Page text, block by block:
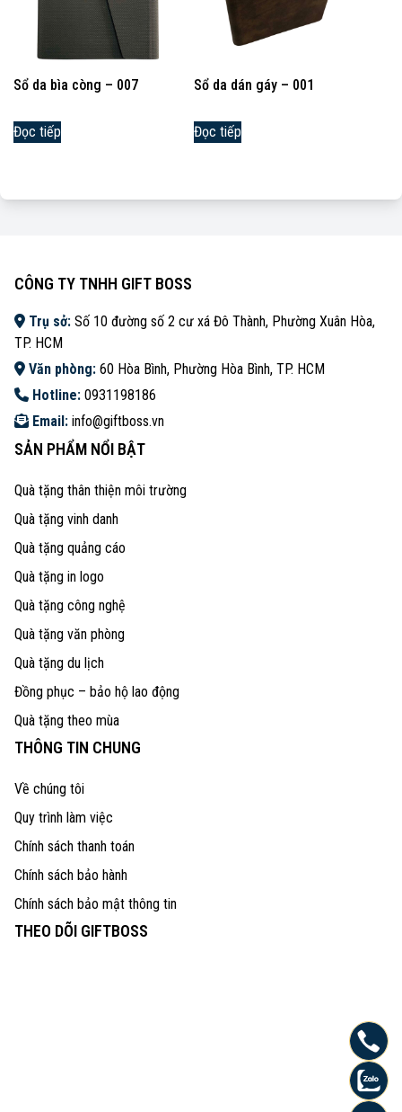
Sổ da bìa còng – 007
Đọc tiếp
Sổ da dán gáy – 001
Đọc tiếp
CÔNG TY TNHH GIFT BOSS
Trụ sở: Số 10 đường số 2 cư xá Đô Thành, Phường Xuân Hòa,
TP. HCM
Văn phòng: 60 Hòa Bình, Phường Hòa Bình, TP. HCM
Hotline: 0931198186
Email: info@giftboss.vn
SẢN PHẨM NỔI BẬT
Quà tặng thân thiện môi trường
Quà tặng vinh danh
Quà tặng quảng cáo
Quà tặng in logo
Quà tặng công nghệ
Quà tặng văn phòng
Quà tặng du lịch
Đồng phục – bảo hộ lao động
Quà tặng theo mùa
THÔNG TIN CHUNG
Về chúng tôi
Quy trình làm việc
Chính sách thanh toán
Chính sách bảo hành
Chính sách bảo mật thông tin
THEO DÕI GIFTBOSS